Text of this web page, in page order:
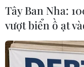
Tây Ban Nha:
vượt biển ồ ạt